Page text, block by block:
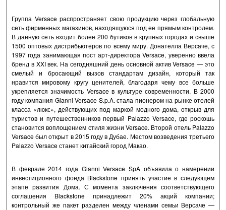
Группа Versace распространяет свою продукцию через глобальную
сеть фирменных магазинов, находящуюся под ее прямым контролем.
В данную сеть входит более 200 бутиков в крупных городах и свыше
1500 оптовых дистрибьютеров по всему миру. Донателла Версаче, с
1997 года занимающая пост арт-директора Versace, уверенно ввела
бренд в XXI век. На сегодняшний день основной актив Versace — это
смелый и бросающий вызов стандартам дизайн, который так
нравится мировому кругу ценителей, благодаря чему все больше
укрепляется значимость Versace в культуре современности. В 2000
году компания Gianni Versace S.p.A. стала пионером на рынке отелей
класса «люкс», действующих под маркой модного дома, открыв для
туристов и путешественников первый Palazzo Versace, где роскошь
становится воплощением стиля жизни Versace. Второй отель Palazzo
Versace был открыт в 2015 году в Дубае. Местом возведения третьего
Palazzo Versace станет китайский город Макао.
В феврале 2014 года Gianni Versace SpA объявила о намерении
инвестиционного фонда Blackstone принять участие в следующем
этапе развития Дома. С момента заключения соответствующего
соглашения Blackstone принадлежит 20% акций компании;
контрольный же пакет разделен между членами семьи Версаче —